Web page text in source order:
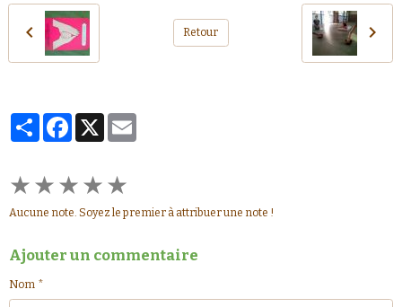
Retour
PartagerFacebook
X
★★★★★
Aucune note. Soyez le premier à attribuer une note !
Ajouter un commentaire
Nom